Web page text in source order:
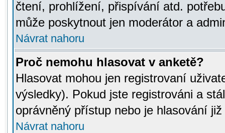
čtení, prohlížení, přispívání atd.
může poskytnout jen moderátor a
Návrat nahoru
Proč nemohu hlasovat v anketě?
Hlasovat mohou jen registrovaní
výsledky). Pokud jste registrováni a
oprávněný přístup nebo je hlasování
Návrat nahoru